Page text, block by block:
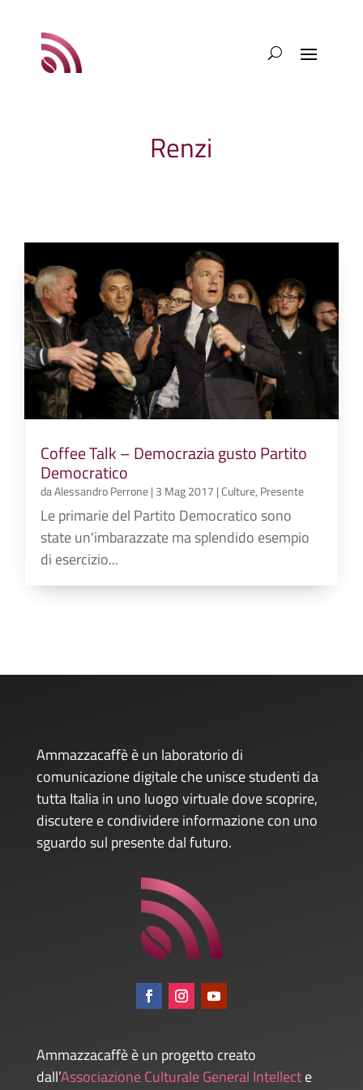
Renzi
Coffee Talk – Democrazia gusto Partito
Democratico
daAlessandro Perrone| 3 Mag 2017 |Culture, Presente
Le primarie del Partito Democratico sono
state un'imbarazzate ma splendido esempio
di esercizio...
Ammazzacaffè è un laboratorio di
comunicazione digitale che unisce studenti da
tutta Italia in uno luogo virtuale dove scoprire,
discutere e condividere informazione con uno
sguardo sul presente dal futuro.
Ammazzacaffè è un progetto creato
dall’Associazione Culturale General Intellecte